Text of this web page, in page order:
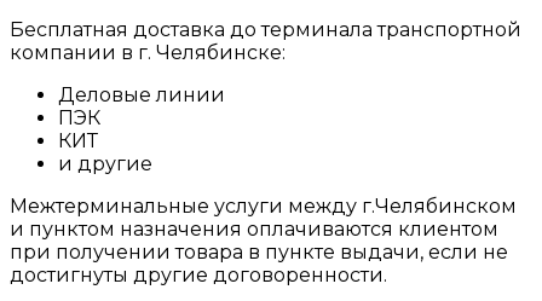
Бесплатная доставка до терминала транспортной
компании в г. Челябинске:
Деловые линии
ПЭК
КИТ
и другие
Межтерминальные услуги между г.Челябинском
и пунктом назначения оплачиваются клиентом
при получении товара в пункте выдачи, если не
достигнуты другие договоренности.